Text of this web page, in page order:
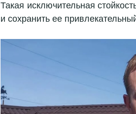
Такая исключительная
и сохранить ее